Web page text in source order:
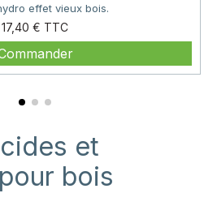
effet vieux bois.
17,40 €
Prix
et
bois